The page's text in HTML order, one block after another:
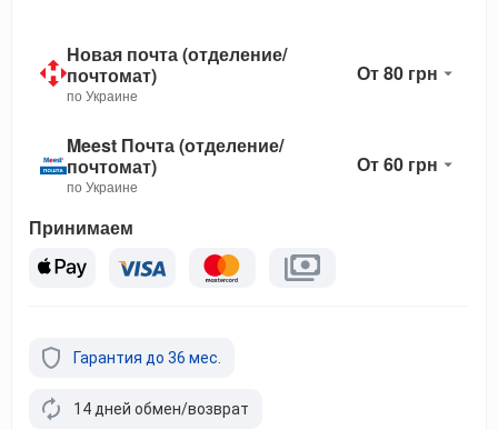
Новая почта (отделение/
почтомат)
по Украине
От 80 грн
Meest Почта (отделение/
почтомат)
по Украине
От 60 грн
Принимаем
Гарантия до 36 мес.
14 дней обмен/возврат